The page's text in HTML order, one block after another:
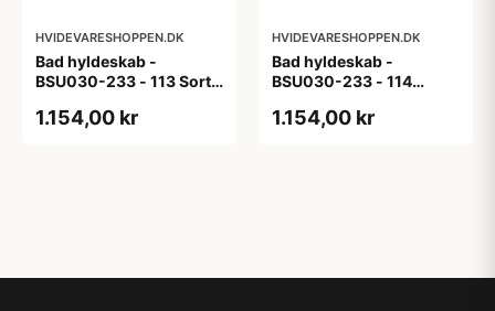
HVIDEVARESHOPPEN.DK
Bad hyldeskab -
BSU030-233 - 113 Sort
1.154,00 kr
HVIDEVARESHOPPEN.DK
Bad hyldeskab -
BSU030-233 - 114
m/eg ABS-kant
1.154,00 kr